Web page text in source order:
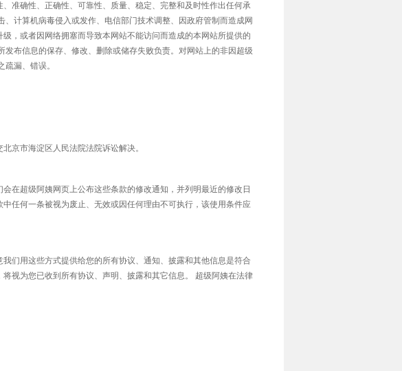
准确性、正确性、可靠性、质量、稳定、完整和及时性作出任何承
计算机病毒侵入或发作、电信部门技术调整、因政府管制而造成网
，或者因网络拥塞而导致本网站不能访问而造成的本网站所提供的
布信息的保存、修改、删除或储存失败负责。对网站上的非因超级
漏、错误。
京市海淀区人民法院法院诉讼解决。
在超级阿姨网页上公布这些条款的修改通知，并列明最近的修改日
任何一条被视为废止、无效或因任何理由不可执行，该使用条件应
们用这些方式提供给您的所有协议、通知、披露和其他信息是符合
视为您已收到所有协议、声明、披露和其它信息。 超级阿姨在法律